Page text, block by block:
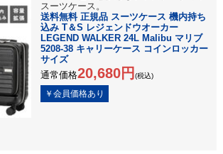
スーツケース。
送料無料 正規品 スーツケース 機内持ち
込み T＆S レジェンドウオーカー
LEGEND WALKER 24L Malibu マリブ
5208-38 キャリーケース コインロッカー
サイズ
通常価格20,680円 (税込)